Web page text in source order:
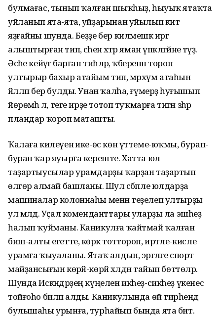
булмағас, тынып ҡалған шыҡһыҙ, һыуыҡ ятаҡта
уйланып ята-ята, уйҙарынан уйылып китә
яҙғайны шунда. Беҙҙе бер килмешәк иргә
алыштырған тип, әсәһенә хәтәр яман үпкәләгәйне тәүҙә.
Әсәһе кейәүгә барған тиһәләр, ҡәберенән тороп
ултырыр бахыр атайым тип, мәрхүм атаһын
йәлләп бер булды. Унан ҡалһа, ғүмерҙә һуғышып
йөрөмәһә лә, теге ирҙе тотоп туҡмарға тигән зәһәр
пландар ҡороп маташты.
Ҡалаға килеүенә ике-өс көн үттеме-юҡмы, бурап-
бурап ҡар яуырға кереште. Хатта юл
таҙартыусылар урамдарҙы ҡарҙан таҙартып
өлгөрә алмай башланы. Шул сәбәпле юлдарҙа
машиналар колоннаһы менән теҙелеп ултырҙы
ул мәлдә. Уҫал коменданттары уларҙы ла эшһеҙ
һалып ҡуйманы. Каникулға ҡайтмай ҡалған
биш-алты егетте, көрәк тоттороп, иртәле-кисле
урамға ҡыуаланы. Ятаҡ алдын, эргәләге спорт
майҙансығын көрәй-көрәй хәлдән тайып бөттөләр.
Шунда Искәндәрҙең күңелен икһеҙ-сикһеҙ үкенес
тойғоһо биләп алды. Каникулында өй тирәһендә
булышаһы урынға, турһайып бында ята бит.